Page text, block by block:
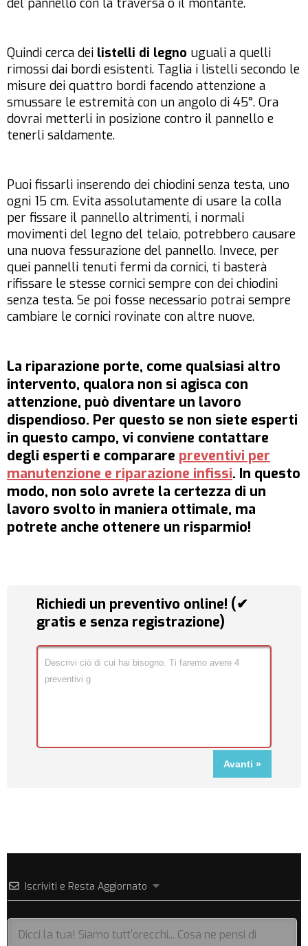
del pannello con la traversa o il montante.
Quindi cerca dei listelli di legno uguali a quelli
rimossi dai bordi esistenti. Taglia i listelli secondo le
misure dei quattro bordi facendo attenzione a
smussare le estremità con un angolo di 45°. Ora
dovrai metterli in posizione contro il pannello e
tenerli saldamente.
Puoi fissarli inserendo dei chiodini senza testa, uno
ogni 15 cm. Evita assolutamente di usare la colla
per fissare il pannello altrimenti, i normali
movimenti del legno del telaio, potrebbero causare
una nuova fessurazione del pannello. Invece, per
quei pannelli tenuti fermi da cornici, ti basterà
rifissare le stesse cornici sempre con dei chiodini
senza testa. Se poi fosse necessario potrai sempre
cambiare le cornici rovinate con altre nuove.
La riparazione porte, come qualsiasi altro
intervento, qualora non si agisca con
attenzione, può diventare un lavoro
dispendioso. Per questo se non siete esperti
in questo campo, vi conviene contattare
degli esperti e comparare preventivi per
manutenzione e riparazione infissi. In questo
modo, non solo avrete la certezza di un
lavoro svolto in maniera ottimale, ma
potrete anche ottenere un risparmio!
Richiedi un preventivo online! (✔
gratis e senza registrazione)
Iscriviti e Resta Aggiornato